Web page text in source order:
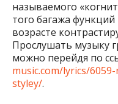
называемого
того багажа
возрасте
Прослушать музыку
можно перейдя по
music.com/lyrics/
styley/.